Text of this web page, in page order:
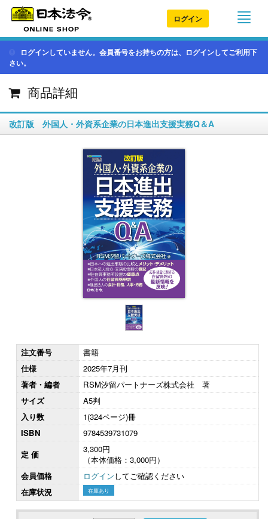
ログイン
ログインしていません。会員番号をお持ちの方は、ログインしてご利用下
さい。
商品詳細
改訂版 外国人・外資系企業の日本進出支援実務Q＆A
注文番号
書籍
仕様
2025年7月刊
著者・編者
RSM汐留パートナーズ株式会社 著
サイズ
A5判
入り数
1(324ページ)冊
ISBN
9784539731079
定 価
3,300円
（本体価格：3,000円）
会員価格
ログインしてご確認ください
在庫状況
在庫あり